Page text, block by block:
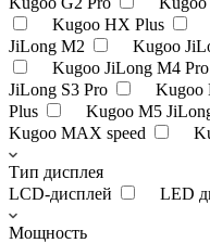
Kugoo HX Plus
JiLong M2
Kugoo
Kugoo JiLong M4 Pro
JiLong S3 Pro
Kugoo
Plus
Kugoo M5
Kugoo MAX speed
Тип дисплея
LCD-дисплей
LED
Мощность